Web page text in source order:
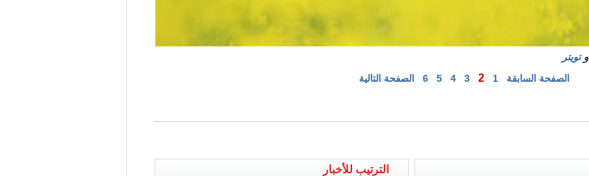
وتويتر
الصفحة السابقة
1
2
3
4
5
6 الصفحة التالية
الترتيب للأخبار